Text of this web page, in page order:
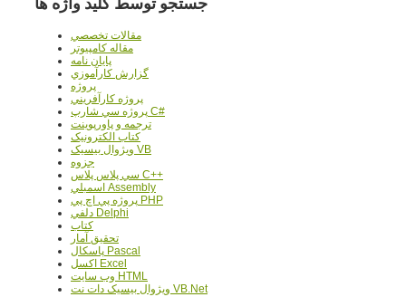
مقالات تخصصي
مقاله کامپیوتر
پایان نامه
گزارش کارآموزي
پروژه
پروژه کارآفريني
پروژه سي شارپ C#
ترجمه و پاورپوينت
کتاب الکترونيک
ويژوال بيسيک VB
جزوه
سي پلاس پلاس C++
اسمبلي Assembly
پروژه پي اچ پي PHP
دلفي Delphi
کتاب
تحقيق آمار
پاسکال Pascal
اکسل Excel
وب سايت HTML
ويژوال بيسيک دات نت VB.Net